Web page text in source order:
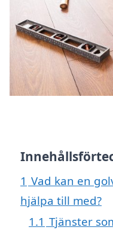
1 Vad kan en
hjälpa till med?
1.1 Tjänster